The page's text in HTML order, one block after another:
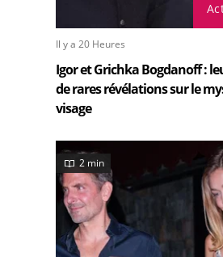
Il y a 20 Heures
Igor et Grichka Bogdanoff :
de rares révélations sur le
visage
2 min